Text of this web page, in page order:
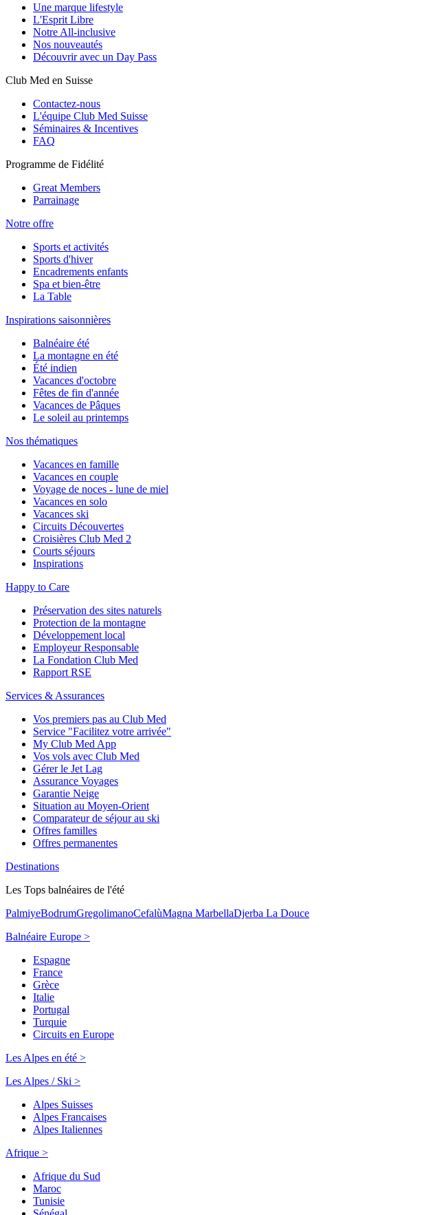
Une marque lifestyle
L'Esprit Libre
Notre All-inclusive
Nos nouveautés
Découvrir avec un Day Pass
Club Med en Suisse
Contactez-nous
L'équipe Club Med Suisse
Séminaires & Incentives
FAQ
Programme de Fidélité
Great Members
Parrainage
Notre offre
Sports et activités
Sports d'hiver
Encadrements enfants
Spa et bien-être
La Table
Inspirations saisonnières
Balnéaire été
La montagne en été
Été indien
Vacances d'octobre
Fêtes de fin d'année
Vacances de Pâques
Le soleil au printemps
Nos thématiques
Vacances en famille
Vacances en couple
Voyage de noces - lune de miel
Vacances en solo
Vacances ski
Circuits Découvertes
Croisières Club Med 2
Courts séjours
Inspirations
Happy to Care
Préservation des sites naturels
Protection de la montagne
Développement local
Employeur Responsable
La Fondation Club Med
Rapport RSE
Services & Assurances
Vos premiers pas au Club Med
Service "Facilitez votre arrivée"
My Club Med App
Vos vols avec Club Med
Gérer le Jet Lag
Assurance Voyages
Garantie Neige
Situation au Moyen-Orient
Comparateur de séjour au ski
Offres familles
Offres permanentes
Destinations
Les Tops balnéaires de l'été
PalmiyeBodrumGregolimanoCefalùMagna MarbellaDjerba La Douce
Balnéaire Europe >
Espagne
France
Grèce
Italie
Portugal
Turquie
Circuits en Europe
Les Alpes en été >
Les Alpes / Ski >
Alpes Suisses
Alpes Francaises
Alpes Italiennes
Afrique >
Afrique du Sud
Maroc
Tunisie